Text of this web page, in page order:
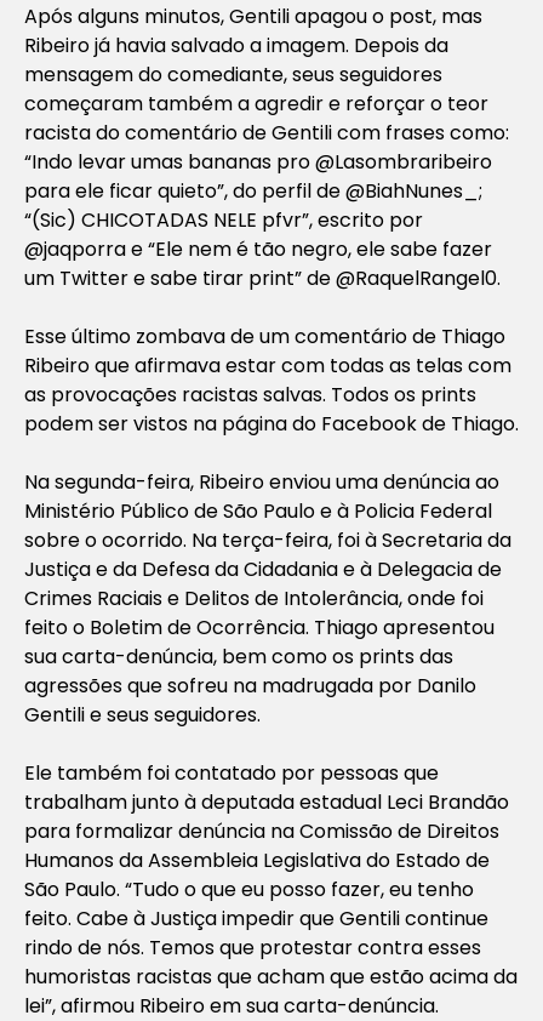
Após alguns minutos, Gentili apagou o post, mas
Ribeiro já havia salvado a imagem. Depois da
mensagem do comediante, seus seguidores
começaram também a agredir e reforçar o teor
racista do comentário de Gentili com frases como:
“Indo levar umas bananas pro @Lasombraribeiro
para ele ficar quieto”, do perfil de @BiahNunes_;
“(Sic) CHICOTADAS NELE pfvr”, escrito por
@jaqporra e “Ele nem é tão negro, ele sabe fazer
um Twitter e sabe tirar print” de @RaquelRangel0.
Esse último zombava de um comentário de Thiago
Ribeiro que afirmava estar com todas as telas com
as provocações racistas salvas. Todos os prints
podem ser vistos na página do Facebook de Thiago.
Na segunda-feira, Ribeiro enviou uma denúncia ao
Ministério Público de São Paulo e à Policia Federal
sobre o ocorrido. Na terça-feira, foi à Secretaria da
Justiça e da Defesa da Cidadania e à Delegacia de
Crimes Raciais e Delitos de Intolerância, onde foi
feito o Boletim de Ocorrência. Thiago apresentou
sua carta-denúncia, bem como os prints das
agressões que sofreu na madrugada por Danilo
Gentili e seus seguidores.
Ele também foi contatado por pessoas que
trabalham junto à deputada estadual Leci Brandão
para formalizar denúncia na Comissão de Direitos
Humanos da Assembleia Legislativa do Estado de
São Paulo. “Tudo o que eu posso fazer, eu tenho
feito. Cabe à Justiça impedir que Gentili continue
rindo de nós. Temos que protestar contra esses
humoristas racistas que acham que estão acima da
lei”, afirmou Ribeiro em sua carta-denúncia.